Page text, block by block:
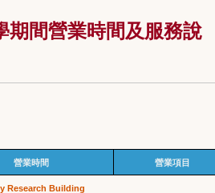
期間營業時間及服務說
營業時間 營業項目
Research Building